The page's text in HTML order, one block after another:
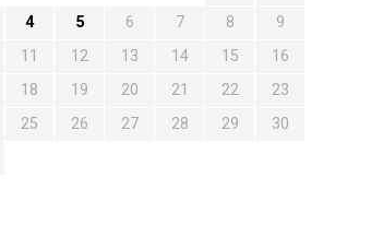
4 5 6 7 8
9
11 12 13 14 15
16
18 19 20 21 22
23
25 26 27 28 29
30